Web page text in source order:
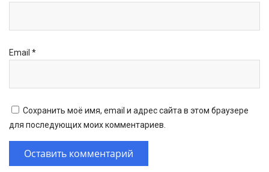
Email *
Сохранить моё имя, email и адрес сайта в этом браузере
для последующих моих комментариев.